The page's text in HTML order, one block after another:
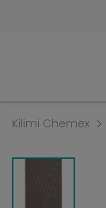
Kilimi Chemex